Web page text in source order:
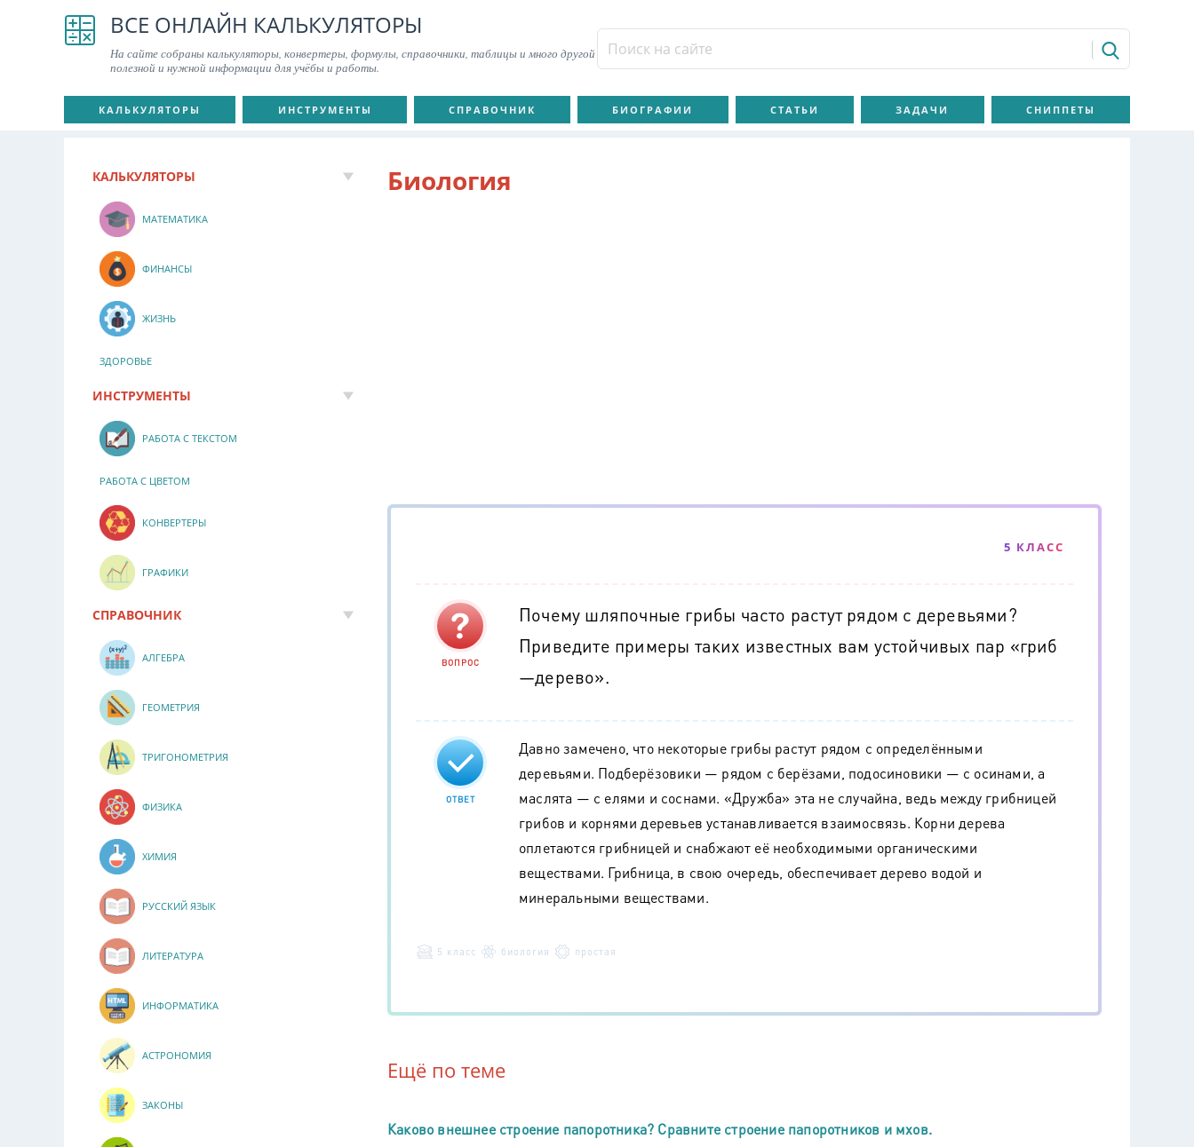
ВСЕ ОНЛАЙН КАЛЬКУЛЯТОРЫ
На сайте собраны калькуляторы, конвертеры, формулы, справочники, таблицы и много другой
полезной и нужной информации для учёбы и работы.
КАЛЬКУЛЯТОРЫ ИНСТРУМЕНТЫ СПРАВОЧНИК БИОГРАФИИ СТАТЬИ ЗАДАЧИ СНИППЕТЫ
Биология
5 КЛАСС
ВОПРОС
Почему шляпочные грибы часто растут рядом с деревьями?
Приведите примеры таких известных вам устойчивых пар «гриб
—дерево».
ОТВЕТ
Давно замечено, что некоторые грибы растут рядом с определёнными
деревьями. Подберёзовики — рядом с берёзами, подосиновики — с осинами, а
маслята — с елями и соснами. «Дружба» эта не случайна, ведь между грибницей
грибов и корнями деревьев устанавливается взаимосвязь. Корни дерева
оплетаются грибницей и снабжают её необходимыми органическими
веществами. Грибница, в свою очередь, обеспечивает дерево водой и
минеральными веществами.
5 класс биология простая
Ещё по теме
Каково внешнее строение папоротника? Сравните строение папоротников и мхов.
КАЛЬКУЛЯТОРЫ
МАТЕМАТИКА
ФИНАНСЫ
ЖИЗНЬ
ЗДОРОВЬЕ
ИНСТРУМЕНТЫ
РАБОТА С ТЕКСТОМ
РАБОТА С ЦВЕТОМ
КОНВЕРТЕРЫ
ГРАФИКИ
СПРАВОЧНИК
АЛГЕБРА
ГЕОМЕТРИЯ
ТРИГОНОМЕТРИЯ
ФИЗИКА
ХИМИЯ
РУССКИЙ ЯЗЫК
ЛИТЕРАТУРА
ИНФОРМАТИКА
АСТРОНОМИЯ
ЗАКОНЫ